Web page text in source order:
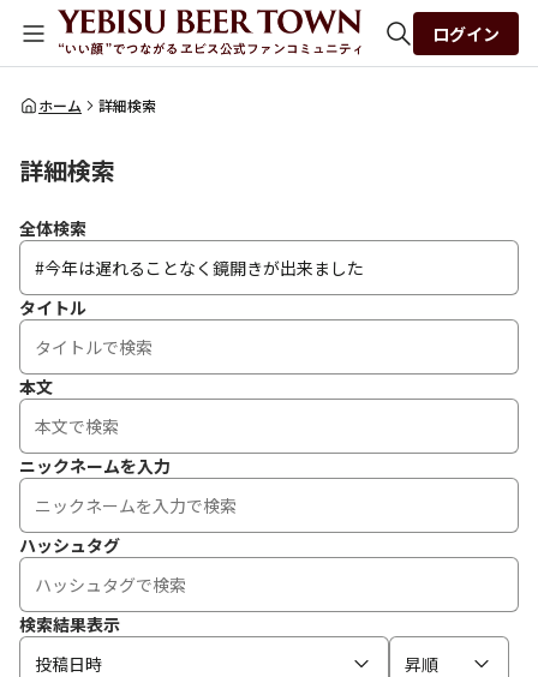
全体検索
ログイン
ホーム 詳細検索
詳細検索
全体検索
タイトル
本文
ニックネームを入力
ハッシュタグ
検索結果表示
投稿日時
昇順